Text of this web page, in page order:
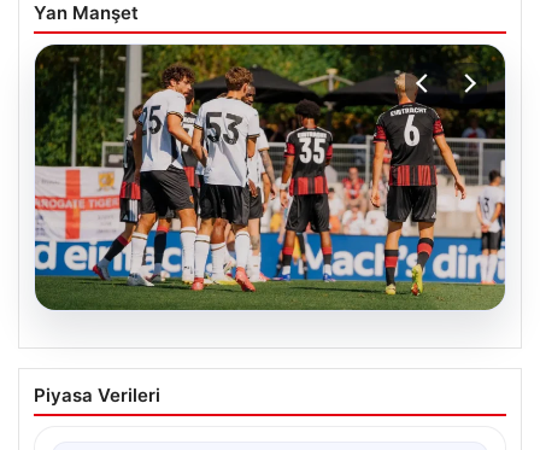
Yan Manşet
Frankfurt, Hull City’yi 2-0 mağlup etti
Almanya’nın köklü futbol kulüplerinden Eintracht
Piyasa Verileri